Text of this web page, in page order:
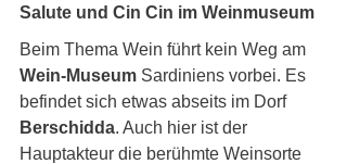
Salute und Cin Cin im Weinmuseum
Beim Thema Wein führt kein Weg am
Wein-Museum Sardiniens vorbei. Es
befindet sich etwas abseits im Dorf
Berschidda. Auch hier ist der
Hauptakteur die berühmte Weinsorte